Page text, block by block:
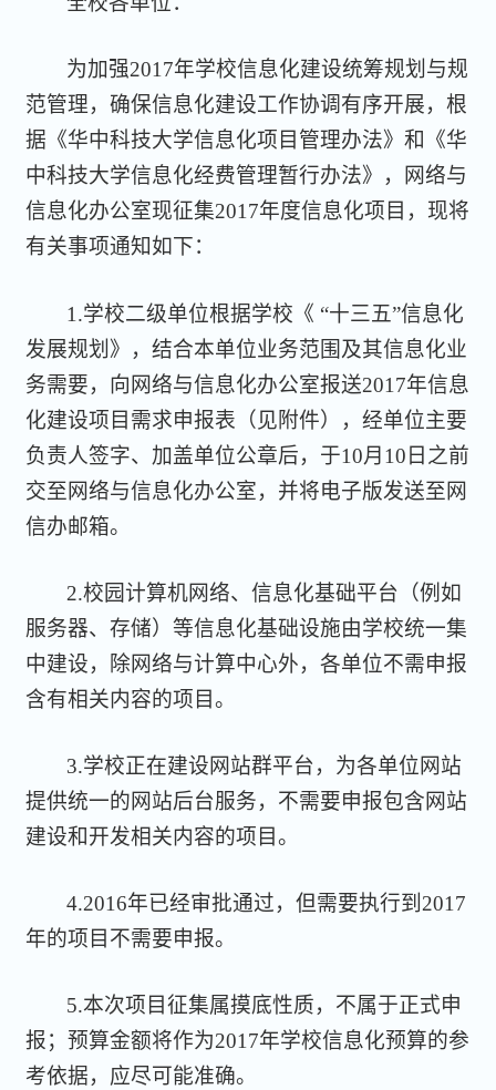
为加强2017年学校信息化建设统筹规划与规
范管理，确保信息化建设工作协调有序开展，根
据《华中科技大学信息化项目管理办法》和《华
中科技大学信息化经费管理暂行办法》，网络与
信息化办公室现征集2017年度信息化项目，现将
有关事项通知如下：
1.学校二级单位根据学校《 “十三五”信息化
发展规划》，结合本单位业务范围及其信息化业
务需要，向网络与信息化办公室报送2017年信息
化建设项目需求申报表（见附件），经单位主要
负责人签字、加盖单位公章后，于10月10日之前
交至网络与信息化办公室，并将电子版发送至网
信办邮箱。
2.校园计算机网络、信息化基础平台（例如
服务器、存储）等信息化基础设施由学校统一集
中建设，除网络与计算中心外，各单位不需申报
含有相关内容的项目。
3.学校正在建设网站群平台，为各单位网站
提供统一的网站后台服务，不需要申报包含网站
建设和开发相关内容的项目。
4.2016年已经审批通过，但需要执行到2017
年的项目不需要申报。
5.本次项目征集属摸底性质，不属于正式申
报；预算金额将作为2017年学校信息化预算的参
考依据，应尽可能准确。